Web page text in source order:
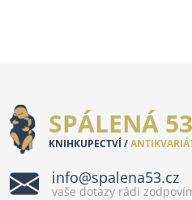
SPÁLENÁ 53
KNIHKUPECTVÍ /
info@spalena53.cz
vaše dotazy rádi